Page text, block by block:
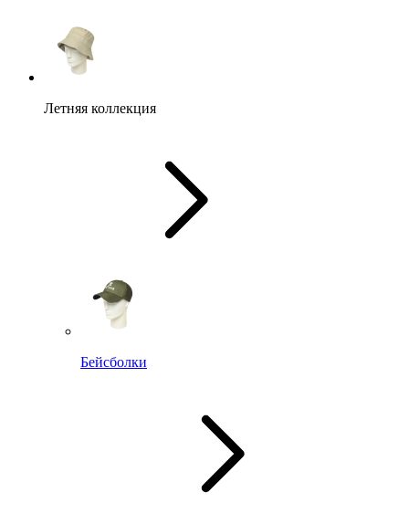
Летняя коллекция
Бейсболки